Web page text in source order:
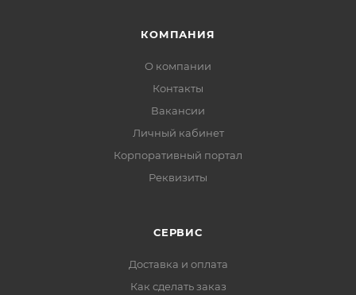
Основа RC (Resin Coated)
Двусторонний носитель Нет
Лицевая поверхность Матовая (Matt)
Краситель Пигментные чернила /
Водорастворимые чернила
Максимальное разрешение печати 2880 dpi
КОМПАНИЯ
О компании
Контакты
Вакансии
Личный кабинет
Корпоративный портал
Реквизиты
СЕРВИС
Доставка и оплата
Как сделать заказ